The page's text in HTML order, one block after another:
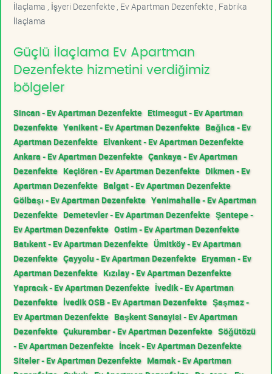
İlaçlama , İşyeri Dezenfekte , Ev Apartman Dezenfekte , Fabrika
İlaçlama
Güçlü İlaçlama Ev Apartman
Dezenfekte hizmetini verdiğimiz
bölgeler
Sincan - Ev Apartman Dezenfekte Etimesgut - Ev Apartman
Dezenfekte Yenikent - Ev Apartman Dezenfekte Bağlıca - Ev
Apartman Dezenfekte Elvankent - Ev Apartman Dezenfekte
Ankara - Ev Apartman Dezenfekte Çankaya - Ev Apartman
Dezenfekte Keçiören - Ev Apartman Dezenfekte Dikmen - Ev
Apartman Dezenfekte Balgat - Ev Apartman Dezenfekte
Gölbaşı - Ev Apartman Dezenfekte Yenimahalle - Ev Apartman
Dezenfekte Demetevler - Ev Apartman Dezenfekte Şentepe -
Ev Apartman Dezenfekte Ostim - Ev Apartman Dezenfekte
Batıkent - Ev Apartman Dezenfekte Ümitköy - Ev Apartman
Dezenfekte Çayyolu - Ev Apartman Dezenfekte Eryaman - Ev
Apartman Dezenfekte Kızılay - Ev Apartman Dezenfekte
Yapracık - Ev Apartman Dezenfekte İvedik - Ev Apartman
Dezenfekte İvedik OSB - Ev Apartman Dezenfekte Şaşmaz -
Ev Apartman Dezenfekte Başkent Sanayisi - Ev Apartman
Dezenfekte Çukurambar - Ev Apartman Dezenfekte Söğütözü
- Ev Apartman Dezenfekte İncek - Ev Apartman Dezenfekte
Siteler - Ev Apartman Dezenfekte Mamak - Ev Apartman